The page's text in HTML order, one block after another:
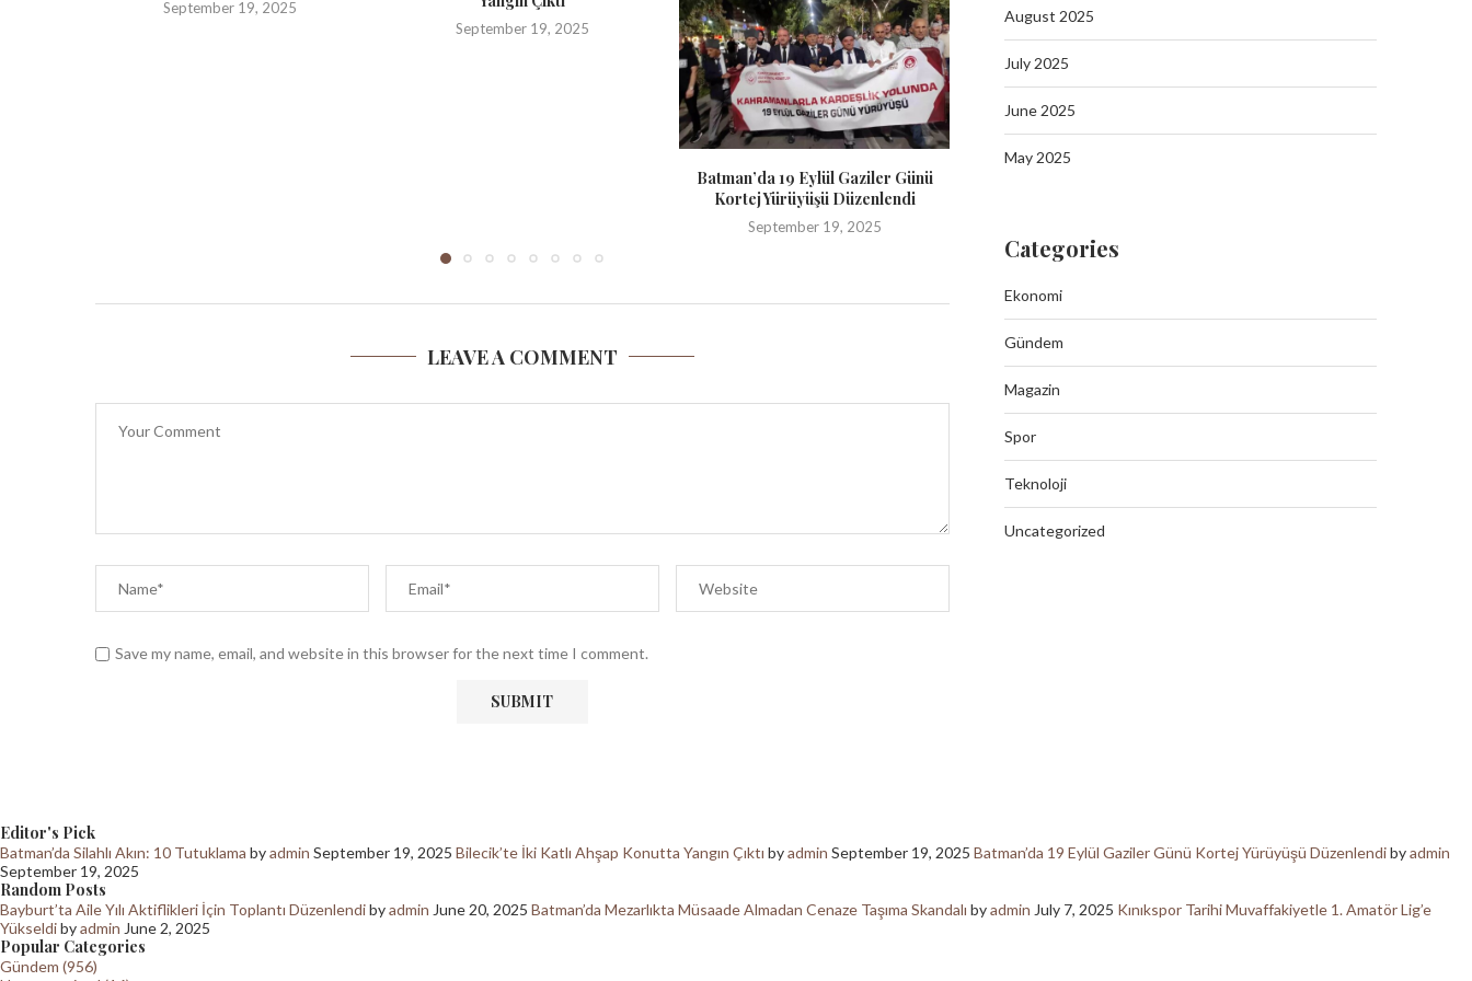
September 19, 2025
September 19, 2025
Batman’da 19 Eylül Gaziler Günü
Kortej Yürüyüşü Düzenlendi
September 19, 2025
LEAVE A COMMENT
Save my name, email, and website in this browser for the next time I comment.
August 2025
July 2025
June 2025
May 2025
Categories
Ekonomi
Gündem
Magazin
Spor
Teknoloji
Uncategorized
Editor's Pick
Batman’da Silahlı Akın: 10 Tutuklama byadmin September 19, 2025 Bilecik’te İki Katlı Ahşap Konutta Yangın Çıktı byadmin September 19, 2025 Batman’da 19 Eylül Gaziler Günü Kortej Yürüyüşü Düzenlendibyadmin
September 19, 2025
Random Posts
Bayburt’ta Aile Yılı Aktiflikleri İçin Toplantı Düzenlendibyadmin June 20, 2025 Batman’da Mezarlıkta Müsaade Almadan Cenaze Taşıma Skandalı byadmin July 7, 2025 Kınıkspor Tarihi Muvaffakiyetle 1. Amatör Lig’e
Yükseldibyadmin June 2, 2025
Popular Categories
Gündem (956)